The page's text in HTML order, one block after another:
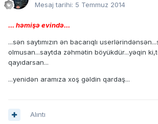
Mesaj tarihi: 5 Temmuz 2014
... həmişə evində...
...sən saytımızın ən bacarıqlı
olmusan...saytda zəhmətin böyükdür...yəqin
qayıdarsan...
...yenidən aramıza xoş gəldin qardaş...
Alıntı